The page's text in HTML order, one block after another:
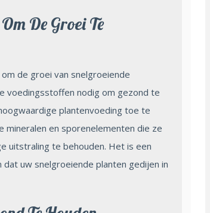
De Groei Te
de groei van snelgroeiende
voedingsstoffen nodig om gezond te
plantenvoeding toe te
mineralen en sporenelementen die ze
uitstraling te behouden. Het is een
uw snelgroeiende planten gedijen in